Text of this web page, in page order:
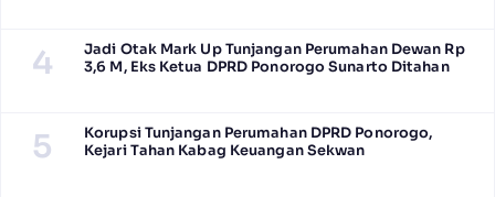
4
Jadi Otak Mark Up Tunjangan Perumahan Dewan Rp
3,6 M, Eks Ketua DPRD Ponorogo Sunarto Ditahan
5
Korupsi Tunjangan Perumahan DPRD Ponorogo,
Kejari Tahan Kabag Keuangan Sekwan